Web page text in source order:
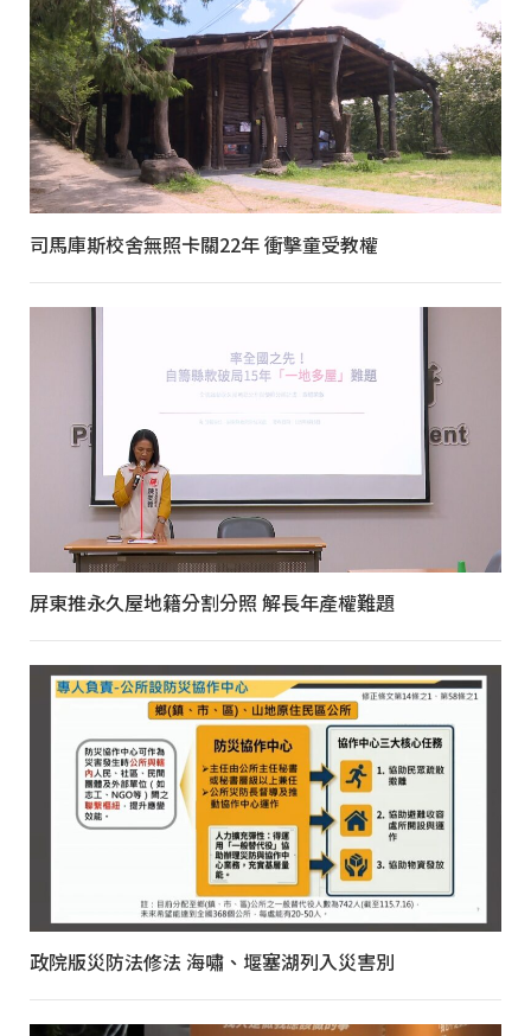
司馬庫斯校舍無照卡關22年 衝擊童受教權
屏東推永久屋地籍分割分照 解長年產權難題
政院版災防法修法 海嘯、堰塞湖列入災害別